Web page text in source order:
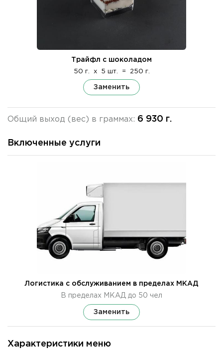
Характеристики меню
Трайфл с шоколадом
50 г. x 5 шт. = 250 г.
Заменить
Общий выход (вес) в граммах: 6 930 г.
Включенные услуги
Логистика с обслуживанием в пределах МКАД
В пределах МКАД до 50 чел
Заменить